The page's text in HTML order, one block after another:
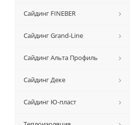
Сайдинг FINEBER
Сайдинг Grand-Line
Сайдинг Альта Профиль
Сайдинг Деке
Сайдинг Ю-пласт